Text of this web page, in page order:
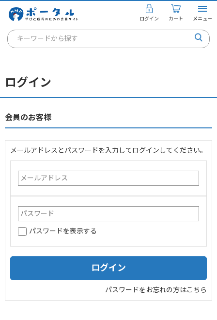
ログイン カート メニュー
キーワードから探す
通信講座
講座を探す
個人のお客様
法人のお客様
企業情報
採用情報
ログイン
会員のお客様
メールアドレスとパスワードを入力してログインしてください。
パスワードを表示する
パスワードをお忘れの方はこちら